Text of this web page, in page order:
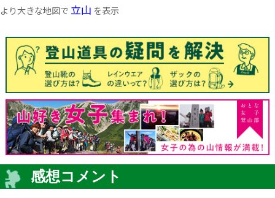
より大きな地図で 立山 を表示
感想コメント